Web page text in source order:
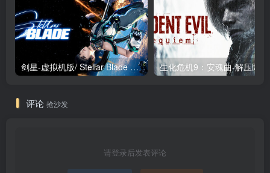
剑星-虚拟机版/ Stellar Blade v1.4.1|Build.19963153 终极版新补丁 送修改器 免安装中文版
评论 抢沙发
请登录后发表评论